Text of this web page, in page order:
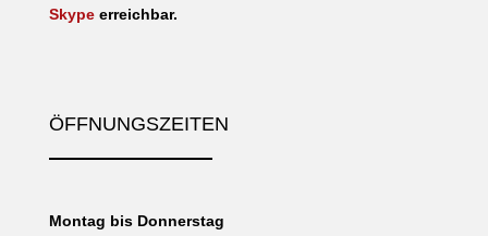
Skypeerreichbar.
ÖFFNUNGSZEITEN
Montag bis Donnerstag